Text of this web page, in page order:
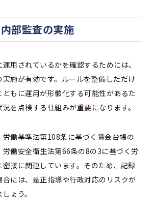
部監査の実施
用されているかを確認するためには、
施が有効です。ルールを整備しただけ
もに運用が形骸化する可能性があるた
を点検する仕組みが重要になります。
労働基準法第108条に基づく賃金台帳の
働安全衛生法第66条の8の3に基づく労
接に関連しています。そのため、記録
には、是正指導や行政対応のリスクが
ょう。